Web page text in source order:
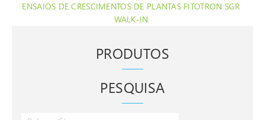
ENSAIOS DE CRESCIMENTOS DE PLANTAS FITOTRON SGR
WALK-IN
PRODUTOS
PESQUISA